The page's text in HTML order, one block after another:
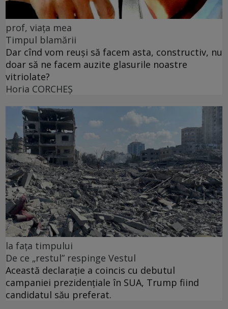
prof, viața mea
Timpul blamării
Dar cînd vom reuși să facem asta, constructiv, nu
doar să ne facem auzite glasurile noastre
vitriolate?
Horia CORCHEŞ
la fața timpului
De ce „restul” respinge Vestul
Această declarație a coincis cu debutul
campaniei prezidențiale în SUA, Trump fiind
candidatul său preferat.